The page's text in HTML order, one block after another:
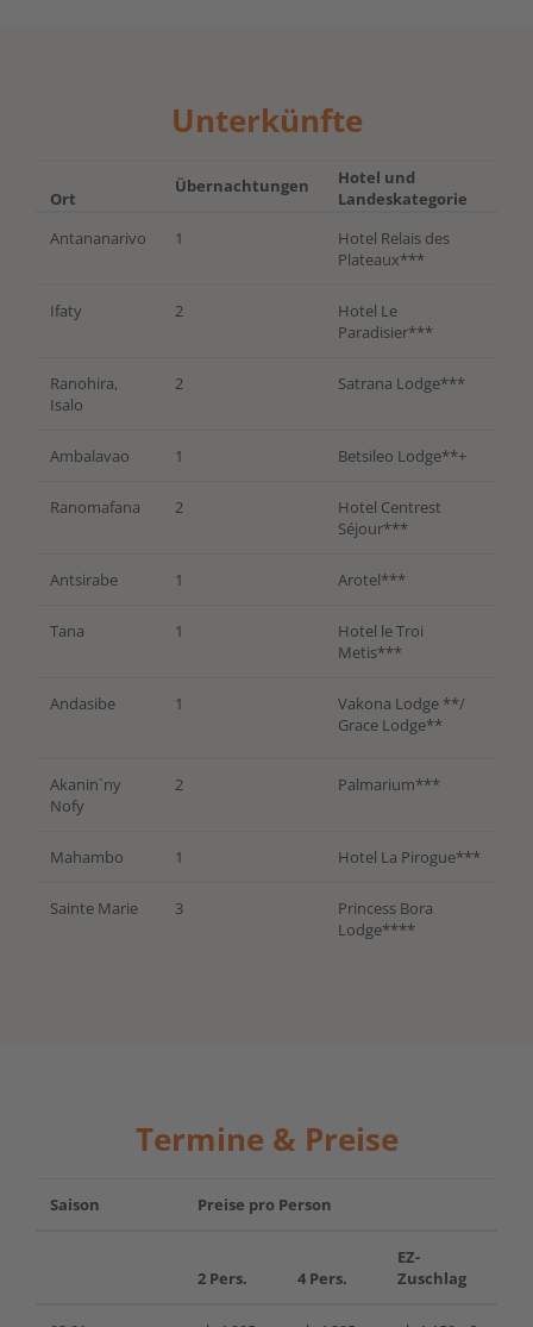
Unterkünfte
Ort
Übernachtungen
Hotel und
Landeskategorie
Antananarivo
1
Hotel Relais des
Plateaux***
Ifaty 2
Hotel Le
Paradisier***
Ranohira,
Isalo
2 Satrana Lodge***
Ambalavao 1 Betsileo Lodge**+
Ranomafana 2
Hotel Centrest
Séjour***
Antsirabe 1 Arotel***
Tana 1
Hotel le Troi
Metis***
Andasibe 1
Vakona Lodge **/
Grace Lodge**
Akanin`ny
Nofy
2 Palmarium***
Mahambo 1 Hotel La Pirogue***
Sainte Marie 3
Princess Bora
Lodge****
Termine & Preise
Saison Preise pro Person
2 Pers. 4 Pers.
EZ-
Zuschlag